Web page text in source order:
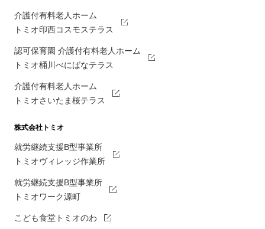
介護付有料老人ホーム
トミオ印西コスモステラス
認可保育園 介護付有料老人ホーム
トミオ桶川べにばなテラス
介護付有料老人ホーム
トミオさいたま桜テラス
株式会社トミオ
就労継続支援B型事業所
トミオヴィレッジ作業所
就労継続支援B型事業所
トミオワーク源町
こども食堂トミオのわ